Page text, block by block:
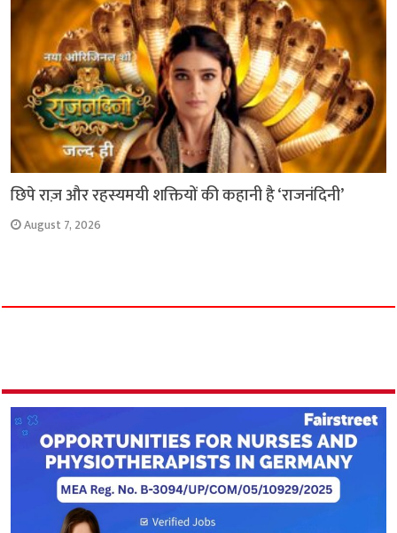
छिपे राज़ और रहस्यमयी शक्तियों की कहानी है ‘राजनंदिनी’
August 7, 2026